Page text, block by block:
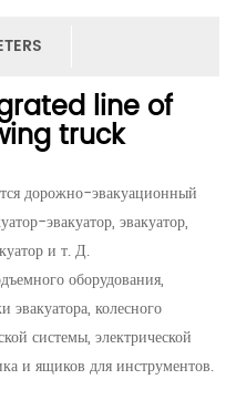
line of
truck
дорожно-эвакуационный
эвакуатор, эвакуатор,
и т. Д.
оборудования,
эвакуатора, колесного
системы, электрической
и ящиков для инструментов.